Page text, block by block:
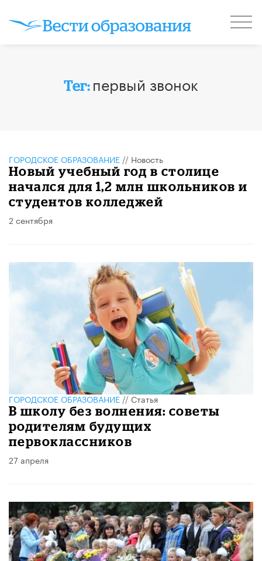
Тег: первый звонок
ГОРОДСКОЕ ОБРАЗОВАНИЕ // Новость
Новый учебный год в столице
начался для 1,2 млн школьников и
студентов колледжей
2 сентября
ГОРОДСКОЕ ОБРАЗОВАНИЕ//Статья
В школу без волнения: советы
родителям будущих
первоклассников
27 апреля